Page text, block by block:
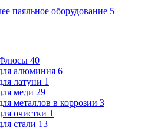
паяльное оборудование 5
40
алюминия 6
латуни 1
меди 29
металлов в коррозии 3
очистки 1
стали 13